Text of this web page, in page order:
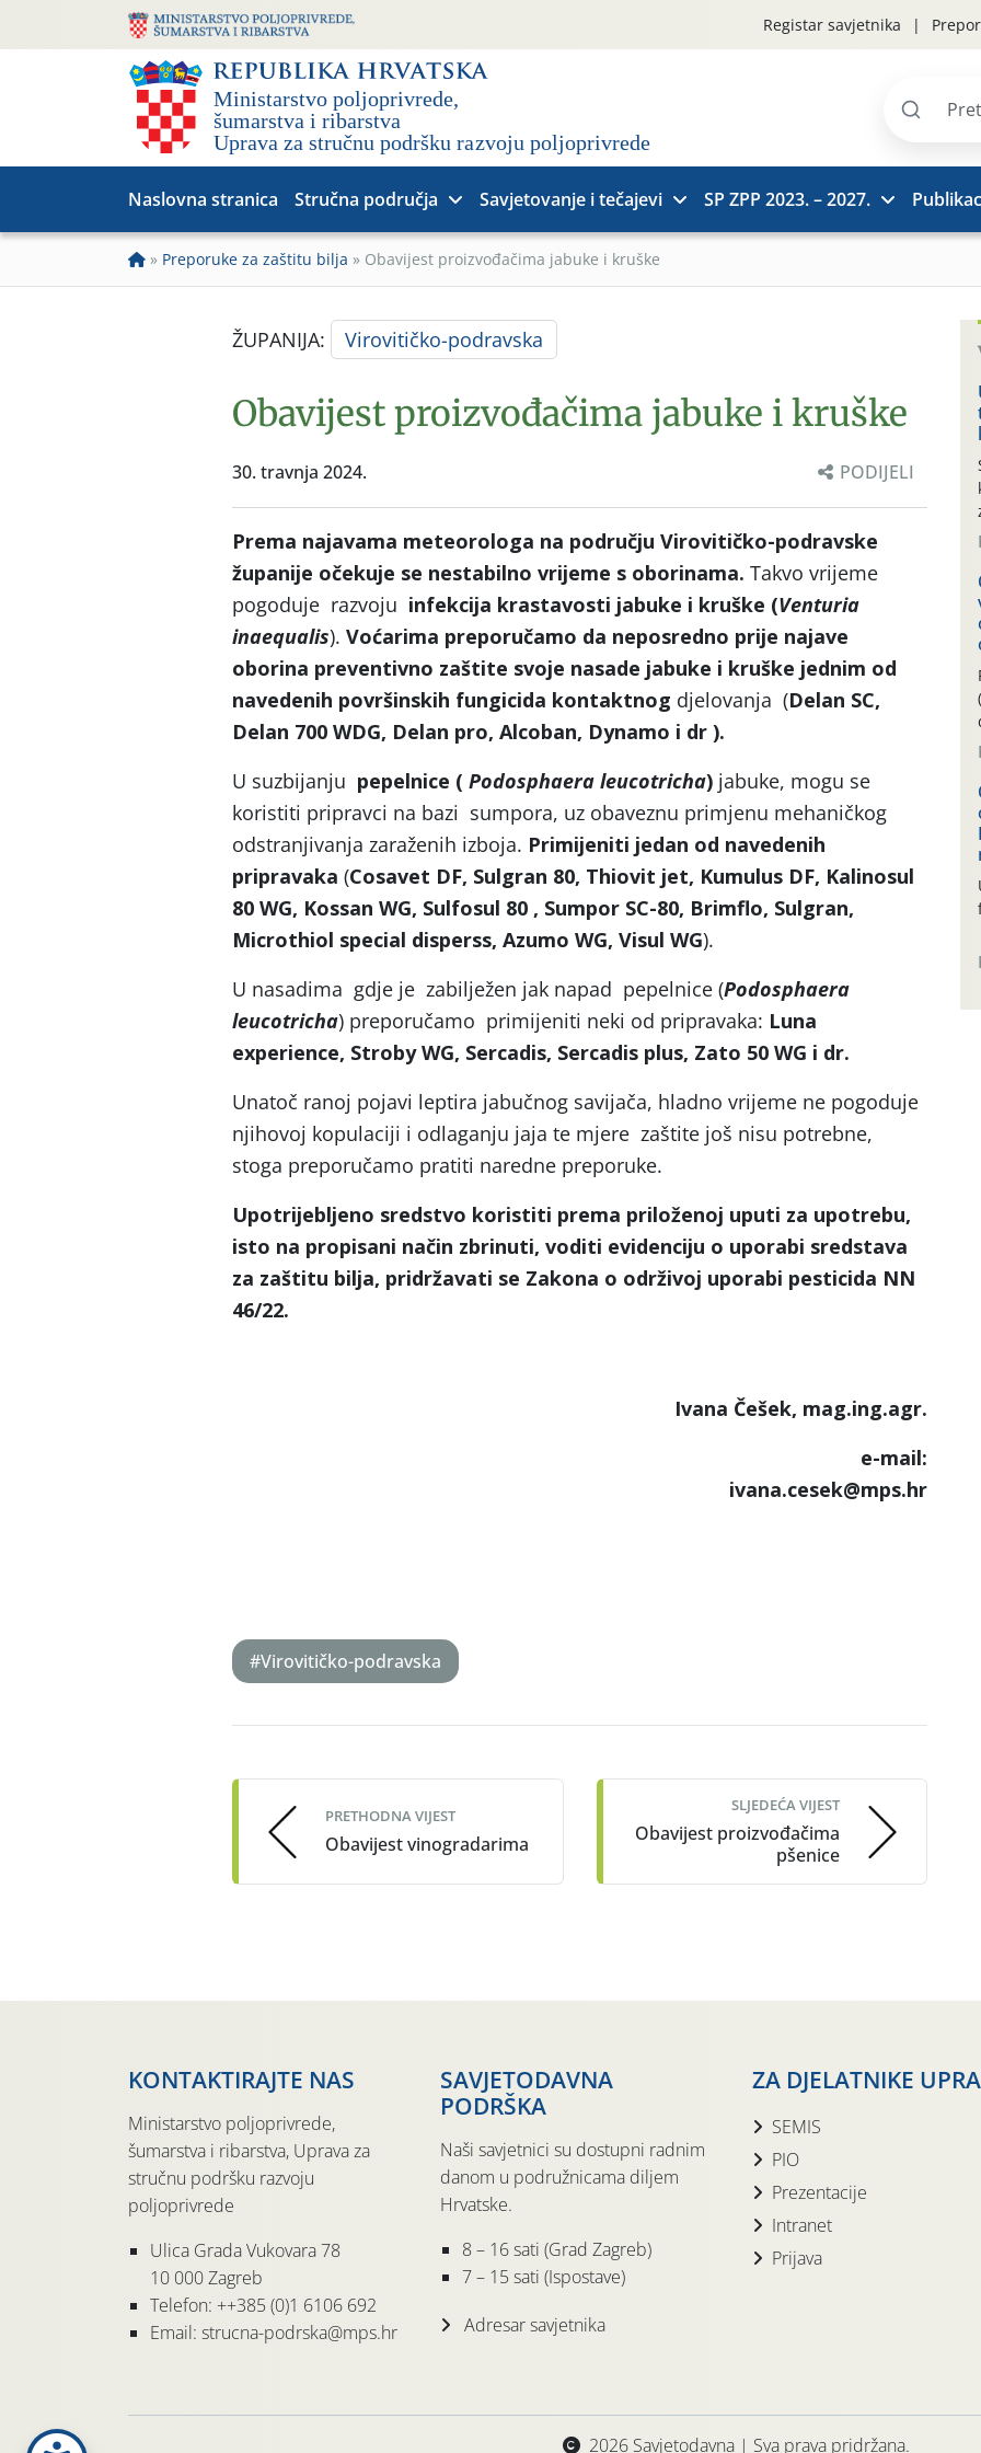
Registar savjetnika
Pretraži
Naslovna stranica Stručna područja Savjetovanje i tečajevi SP ZPP 2023. – 2027.
» Preporuke za zaštitu bilja » Obavijest proizvođačima jabuke i kruške
ŽUPANIJA: Virovitičko-podravska
Obavijest proizvođačima jabuke i kruške
30. travnja 2024. PODIJELI
Prema najavama meteorologa na području Virovitičko-podravske
županije očekuje se nestabilno vrijeme s oborinama. Takvo vrijeme
pogoduje razvoju infekcija krastavosti jabuke i kruške (Venturia
inaequalis). Voćarima preporučamo da neposredno prije najave
oborina preventivno zaštite svoje nasade jabuke i kruške jednim od
navedenih površinskih fungicida kontaktnog djelovanja (Delan SC,
Delan 700 WDG, Delan pro, Alcoban, Dynamo i dr ).
U suzbijanju pepelnice ( Podosphaera leucotricha) jabuke, mogu se
koristiti pripravci na bazi sumpora, uz obaveznu primjenu mehaničkog
odstranjivanja zaraženih izboja. Primijeniti jedan od navedenih
pripravaka (Cosavet DF, Sulgran 80, Thiovit jet, Kumulus DF, Kalinosul
80 WG, Kossan WG, Sulfosul 80 , Sumpor SC-80, Brimflo, Sulgran,
Microthiol special disperss, Azumo WG, Visul WG).
U nasadima gdje je zabilježen jak napad pepelnice (Podosphaera
leucotricha) preporučamo primijeniti neki od pripravaka: Luna
experience, Stroby WG, Sercadis, Sercadis plus, Zato 50 WG i dr.
Unatoč ranoj pojavi leptira jabučnog savijača, hladno vrijeme ne pogoduje
njihovoj kopulaciji i odlaganju jaja te mjere zaštite još nisu potrebne,
stoga preporučamo pratiti naredne preporuke.
Upotrijebljeno sredstvo koristiti prema priloženoj uputi za upotrebu,
isto na propisani način zbrinuti, voditi evidenciju o uporabi sredstava
za zaštitu bilja, pridržavati se Zakona o održivoj uporabi pesticida NN
46/22.
Ivana Češek, mag.ing.agr.
e-mail:
ivana.cesek@mps.hr
#Virovitičko-podravska
navigation
PRETHODNA VIJEST
Obavijest vinogradarima
SLJEDEĆA VIJEST
Obavijest proizvođačima
pšenice
KONTAKTIRAJTE NAS
Ministarstvo poljoprivrede,
šumarstva i ribarstva, Uprava za
stručnu podršku razvoju
poljoprivrede
Ulica Grada Vukovara 78
10 000 Zagreb
Telefon: ++385 (0)1 6106 692
Email: strucna-podrska@mps.hr
SAVJETODAVNA
PODRŠKA
Naši savjetnici su dostupni radnim
danom u podružnicama diljem
Hrvatske.
8 – 16 sati (Grad Zagreb)
7 – 15 sati (Ispostave)
Adresar savjetnika
ZA DJELATNIKE
SEMIS
PIO
Prezentacije
Intranet
Prijava
2026 Savjetodavna | Sva prava pridržana.